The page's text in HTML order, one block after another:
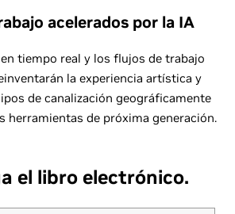
acelerados por la IA
tiempo real y los flujos de trabajo
la experiencia artística y
de canalización geográficamente
herramientas de próxima generación.
el libro electrónico.